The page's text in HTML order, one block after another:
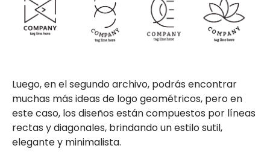
Luego, en el segundo archivo, podrás encontrar
muchas más ideas de logo geométricos, pero en
este caso, los diseños están compuestos por líneas
rectas y diagonales, brindando un estilo sutil,
elegante y minimalista.